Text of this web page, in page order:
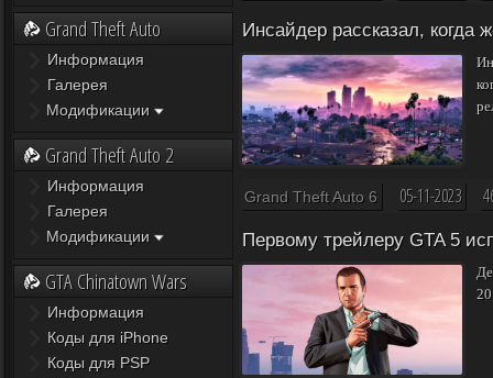
Grand Theft Auto
Информация
Галерея
Модификации
Grand Theft Auto 2
Информация
Галерея
Модификации
GTA Chinatown Wars
Информация
Коды для iPhone
Коды для PSP
Инсайдер рассказал, когда
Grand Theft Auto 6 05-11-2023
Первому трейлеру GTA 5